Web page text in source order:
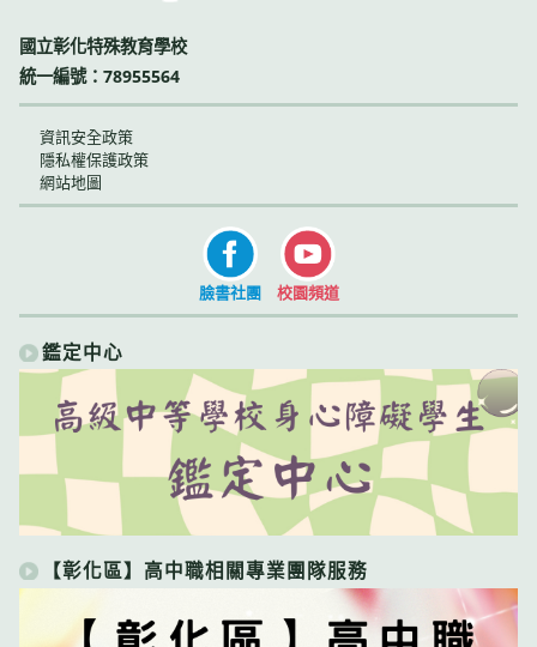
國立彰化特殊教育學校
統一編號：78955564
資訊安全政策
隱私權保護政策
網站地圖
臉書社團 校園頻道
鑑定中心
【彰化區】高中職相關專業團隊服務